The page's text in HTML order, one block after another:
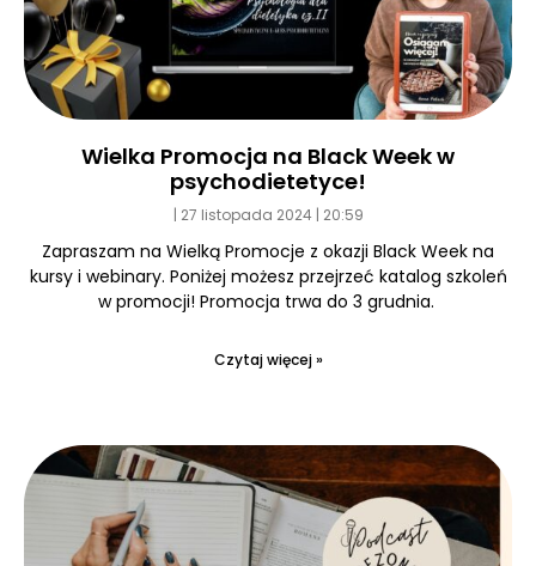
Wielka Promocja na Black Week w
psychodietetyce!
27 listopada 2024 20:59
Zapraszam na Wielką Promocje z okazji Black Week na
kursy i webinary. Poniżej możesz przejrzeć katalog szkoleń
w promocji! Promocja trwa do 3 grudnia.
Czytaj więcej »